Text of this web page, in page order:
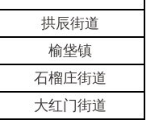
拱辰街道
榆垡镇
石榴庄街道
大红门街道